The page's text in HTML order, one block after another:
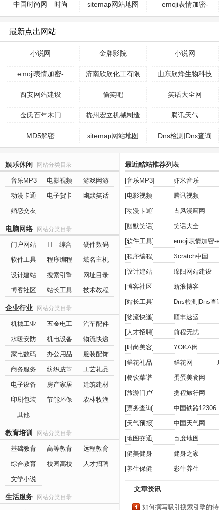
中国时尚网—时尚
台
sitemap网站地图
emoji表情加密-
emoji表情密文翻
最新点出网站
小说网 金牌影院 小说网
emoji表情加密-
emoji表情密文翻
译器
济南欣欣化工有限
山东欣烨生物科技
西安网站建设 偷笑吧 笑话大全网
金氏百年木门
杭州宏立机械制造
腾讯天气
MD5解密
sitemap网站地图
Dns检测|Dns查询
娱乐休闲 网站分类目录
音乐MP3 电影视频 游戏网游
动漫卡通 电子贺卡 幽默笑话
婚恋交友
电脑网络 网站分类目录
门户网站 IT - 综合 硬件数码
软件工具 程序编程 域名主机
设计建站 搜索引擎 网址目录
博客社区 站长工具 技术教程
企业行业 网站分类目录
机械工业 五金电工 汽车配件
水暖安防 机电设备 物流快递
家电数码 办公用品 服装配饰
商务服务 纺织皮革 工艺礼品
电子设备 房产家居 建筑建材
印刷包装 节能环保 农林牧渔
其他
教育培训 网站分类目录
基础教育 高等教育 远程教育
综合教育 校园高校 人才招聘
文学小说
生活服务 网站分类目录
最近酷站推荐列表
[音乐MP3] 虾米音乐
[电影视频] 腾讯视频
[动漫卡通] 古风漫画网
[幽默笑话] 笑话大全
[软件工具]
emoji表情加密-
无界AI
360鸿图
[程序编程]
Scratch中国
C语言中文网
[设计建站]
绵阳网站建设
阳光工作室
[博客社区] 新浪博客
[站长工具]
Dns检测|Dns查
万知AI工作平台
[物流快递] 顺丰速运
[人才招聘] 前程无忧
[时尚美容] YOKA网
[鲜花礼品] 鲜花网
[餐饮菜谱] 蛋蛋美食网
[旅游门户] 携程旅行网
[票务查询]
中国铁路12306
中国国际航空公司
[天气预报] 中国天气网
[地图交通] 百度地图
[健美健身] 健身之家
[养生保健] 彩牛养生
文章资讯
如何撰写吸引搜索引擎的